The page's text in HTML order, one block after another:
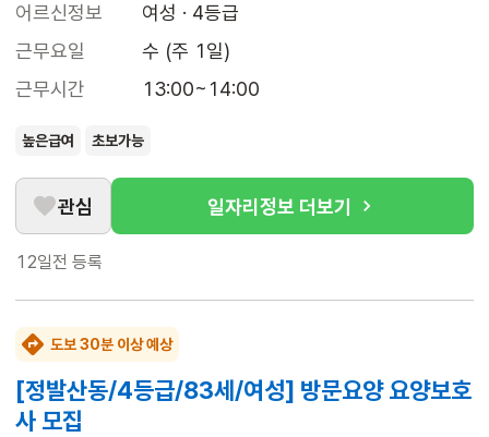
어르신정보
여성 · 4등급
근무요일
수 (주 1일)
근무시간
13:00~14:00
높은급여 초보가능
관심 일자리정보 더보기
12일전 등록
도보 30분 이상 예상
[정발산동/4등급/83세/여성] 방문요양 요양보호
사 모집